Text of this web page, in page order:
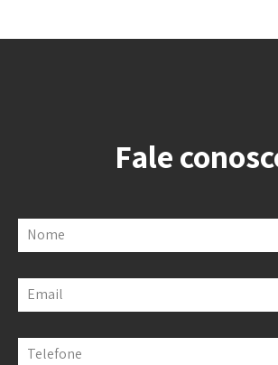
Fale
Nome
Email
Telefone